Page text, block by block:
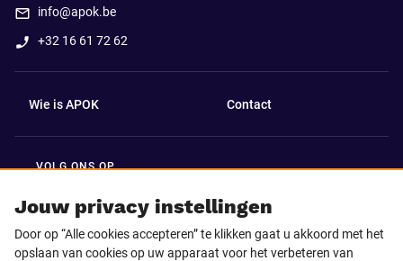
Jouw privacy instellingen
Door op “Alle cookies accepteren” te klikken gaat u akkoord met het
opslaan van cookies op uw apparaat voor het verbeteren van
info@apok.be
+32 16 61 72 62
Wie is APOK Contact
VOLG ONS OP
Facebook LinkedIn
Instagram TikTok